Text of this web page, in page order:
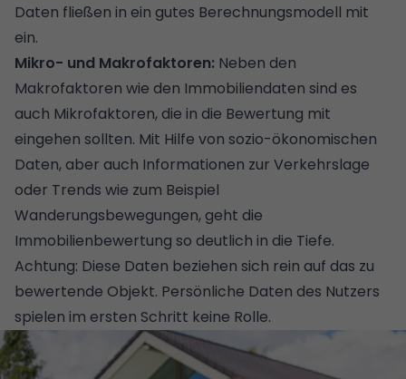
Daten fließen in ein gutes Berechnungsmodell mit
ein.
Mikro- und Makrofaktoren: Neben den
Makrofaktoren wie den Immobiliendaten sind es
auch Mikrofaktoren, die in die Bewertung mit
eingehen sollten. Mit Hilfe von sozio-ökonomischen
Daten, aber auch Informationen zur Verkehrslage
oder Trends wie zum Beispiel
Wanderungsbewegungen, geht die
Immobilienbewertung so deutlich in die Tiefe.
Achtung: Diese Daten beziehen sich rein auf das zu
bewertende Objekt. Persönliche Daten des Nutzers
spielen im ersten Schritt keine Rolle.